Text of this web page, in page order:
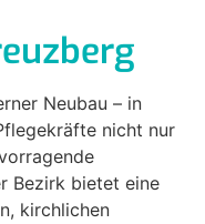
Neubau – in
nicht nur
Bezirk bietet eine
kirchlichen